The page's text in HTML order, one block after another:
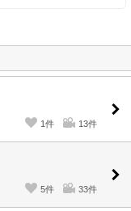
1件
13件
5件
33件